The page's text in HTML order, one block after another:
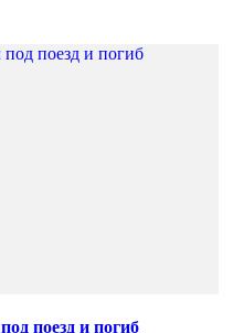
поезд и погиб